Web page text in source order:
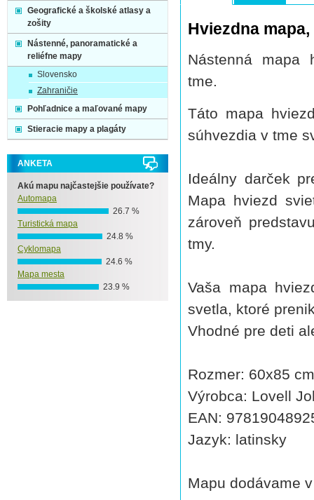
Hviezdna
Nástenná mapa
tme.
Táto mapa
súhvezdia v tme
Ideálny darček
Mapa hviezd
zároveň
tmy.
Vaša mapa
svetla, ktoré
Vhodné pre deti
Rozmer: 60x85 cm
Výrobca: Lovell
EAN:
Jazyk: latinsky
Mapu dodávame
Geografické a školské atlasy a
zošity
Nástenné, panoramatické a
reliéfne mapy
Slovensko
Zahraničie
Pohľadnice a maľované mapy
Stieracie mapy a plagáty
ANKETA
Akú mapu najčastejšie používate?
Automapa
26.7 %
Turistická mapa
24.8 %
Cyklomapa
24.6 %
Mapa mesta
23.9 %